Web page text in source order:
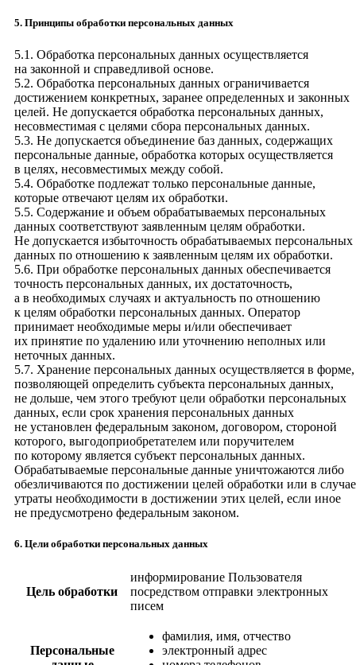
5. Принципы обработки персональных данных
5.1. Обработка персональных данных осуществляется
на законной и справедливой основе.
5.2. Обработка персональных данных ограничивается
достижением конкретных, заранее определенных и законных
целей. Не допускается обработка персональных данных,
несовместимая с целями сбора персональных данных.
5.3. Не допускается объединение баз данных, содержащих
персональные данные, обработка которых осуществляется
в целях, несовместимых между собой.
5.4. Обработке подлежат только персональные данные,
которые отвечают целям их обработки.
5.5. Содержание и объем обрабатываемых персональных
данных соответствуют заявленным целям обработки.
Не допускается избыточность обрабатываемых персональных
данных по отношению к заявленным целям их обработки.
5.6. При обработке персональных данных обеспечивается
точность персональных данных, их достаточность,
а в необходимых случаях и актуальность по отношению
к целям обработки персональных данных. Оператор
принимает необходимые меры и/или обеспечивает
их принятие по удалению или уточнению неполных или
неточных данных.
5.7. Хранение персональных данных осуществляется в форме,
позволяющей определить субъекта персональных данных,
не дольше, чем этого требуют цели обработки персональных
данных, если срок хранения персональных данных
не установлен федеральным законом, договором, стороной
которого, выгодоприобретателем или поручителем
по которому является субъект персональных данных.
Обрабатываемые персональные данные уничтожаются либо
обезличиваются по достижении целей обработки или в случае
утраты необходимости в достижении этих целей, если иное
не предусмотрено федеральным законом.
6. Цели обработки персональных данных
Цель обработки
информирование Пользователя
посредством отправки электронных
писем
Персональные
фамилия, имя, отчество
электронный адрес